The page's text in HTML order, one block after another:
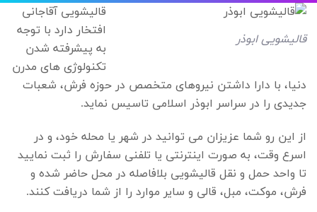
قالیشویی ابوذر
قالیشویی آقاجانی
افتخار دارد با توجه
به پیشرفته شدن
تکنولوژی های مدرن
دنیا، با دارا داشتن نیروهای متخصص در حوزه فرش، شعبات
جدیدی را در سراسر ابوذر اسلامی تاسیس نماید.
از این رو شما عزیزان می توانید در شهر یا محله خود، و در
اسرع وقت، به صورت اینترنتی یا تلفنی سفارش را ثبت نمایید
تا واحد حمل و نقل قالیشویی بلافاصله در محل حاضر شده و
فرش، موکت، مبل، قالی و سایر موارد را از شما دریافت کنند.